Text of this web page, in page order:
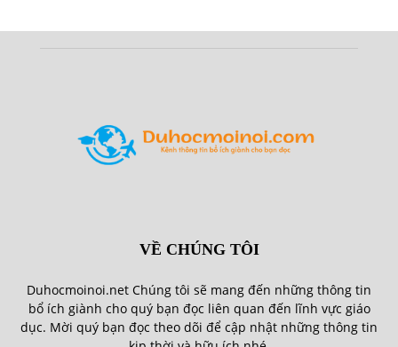
VỀ CHÚNG TÔI
Duhocmoinoi.net Chúng tôi sẽ mang đến những thông tin
bổ ích giành cho quý bạn đọc liên quan đến lĩnh vực giáo
dục. Mời quý bạn đọc theo dõi để cập nhật những thông tin